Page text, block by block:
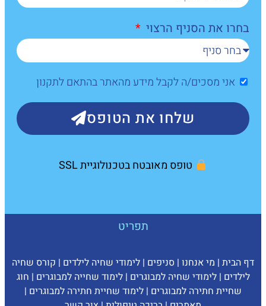
בחרו את הסניף הרצוי
אני מסכים/ה לקבל מידע מהאתר בהתאם לתקנון
שלחו את הטופס
טופס מאובטח בטכנולוגיית SSL
תפריט
דף הבית | מי אנחנו | סניפים | לימודי שחיה לילדים | קורס שחיה
לילדים |לימודי שחיה למבוגרים |לימוד שחייה למבוגרים | חוג
שחיית חתירה למבוגרים | לימוד שחיית חתירה למבוגרים |